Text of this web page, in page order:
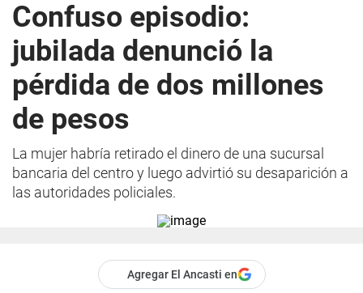
Confuso episodio:
jubilada denunció la
pérdida de dos millones
de pesos
La mujer habría retirado el dinero de una sucursal
bancaria del centro y luego advirtió su desaparición a
las autoridades policiales.
Agregar El Ancasti en